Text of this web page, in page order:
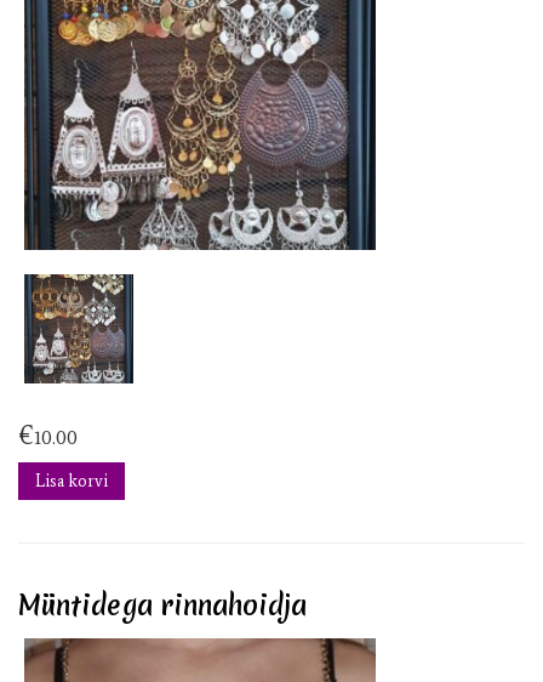
€10.00
Lisa korvi
Müntidega rinnahoidja